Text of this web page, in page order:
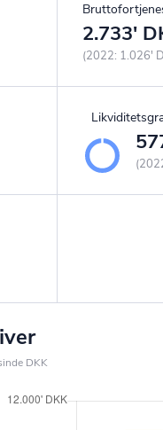
2.733'
(2022: 1.026'
DKK